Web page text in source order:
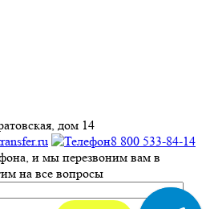
дом 14
8 800 533-84-14
и мы перезвоним вам в
на все вопросы